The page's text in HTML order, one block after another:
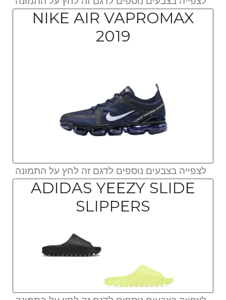
NIKE AIR VAPROMAX
2019
לצפייה בצבעים נוספים לדגם זה לחץ על התמונה
ADIDAS YEEZY SLIDE
SLIPPERS